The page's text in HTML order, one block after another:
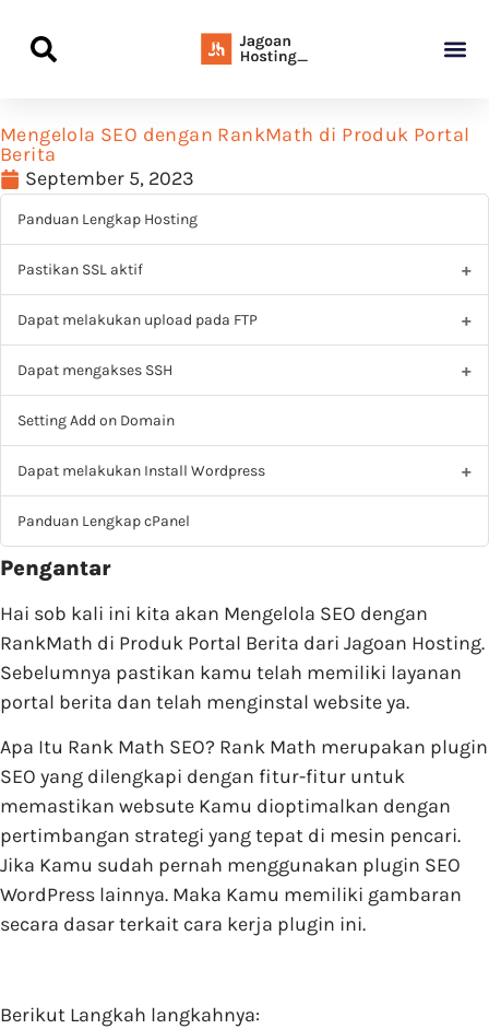
Mengelola SEO dengan RankMath di Produk Portal
Berita
September 5, 2023
Panduan Lengkap Hosting
Pastikan SSL aktif
Dapat melakukan upload pada FTP
Dapat mengakses SSH
Setting Add on Domain
Dapat melakukan Install Wordpress
Panduan Lengkap cPanel
Pengantar
Hai sob kali ini kita akan Mengelola SEO dengan
RankMath di Produk Portal Berita dari Jagoan Hosting.
Sebelumnya pastikan kamu telah memiliki layanan
portal berita dan telah menginstal website ya.
Apa Itu Rank Math SEO? Rank Math merupakan plugin
SEO yang dilengkapi dengan fitur-fitur untuk
memastikan websute Kamu dioptimalkan dengan
pertimbangan strategi yang tepat di mesin pencari.
Jika Kamu sudah pernah menggunakan plugin SEO
WordPress lainnya. Maka Kamu memiliki gambaran
secara dasar terkait cara kerja plugin ini.
Berikut Langkah langkahnya: